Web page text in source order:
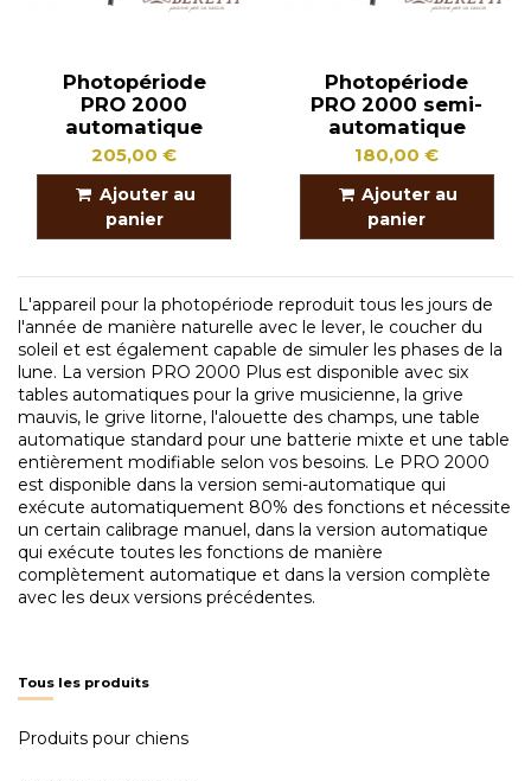
Photopériode
PRO 2000
automatique
205,00 €
Ajouter au
panier
Photopériode
PRO 2000 semi-
automatique
180,00 €
Ajouter au
panier
L'appareil pour la photopériode reproduit tous les jours de
l'année de manière naturelle avec le lever, le coucher du
soleil et est également capable de simuler les phases de la
lune. La version PRO 2000 Plus est disponible avec six
tables automatiques pour la grive musicienne, la grive
mauvis, le grive litorne, l'alouette des champs, une table
automatique standard pour une batterie mixte et une table
entièrement modifiable selon vos besoins. Le PRO 2000
est disponible dans la version semi-automatique qui
exécute automatiquement 80% des fonctions et nécessite
un certain calibrage manuel, dans la version automatique
qui exécute toutes les fonctions de manière
complètement automatique et dans la version complète
avec les deux versions précédentes.
Tous les produits
Produits pour chiens